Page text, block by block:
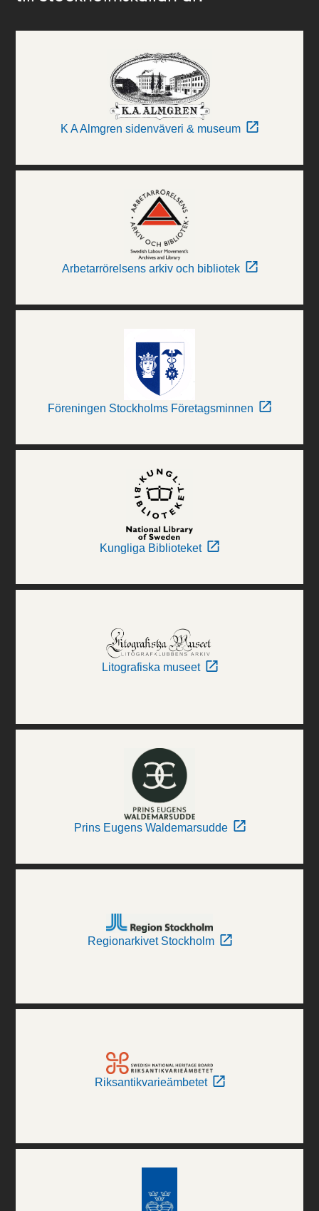
K A Almgren sidenväveri & museum
Arbetarrörelsens arkiv och bibliotek
Föreningen Stockholms Företagsminnen
Kungliga Biblioteket
Litografiska museet
Prins Eugens Waldemarsudde
Regionarkivet Stockholm
Riksantikvarieämbetet